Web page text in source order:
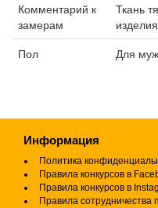
Комментарий к
замерам
Ткань
Пол
Для
Информация
Политика
Правила конкурсов в
Правила конкурсов в
Правила сотрудничества